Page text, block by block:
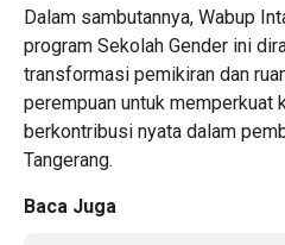
Dalam sambutannya, Wabup
program Sekolah Gender ini
transformasi pemikiran dan
perempuan untuk memperkuat
berkontribusi nyata dalam
Tangerang.
Baca Juga